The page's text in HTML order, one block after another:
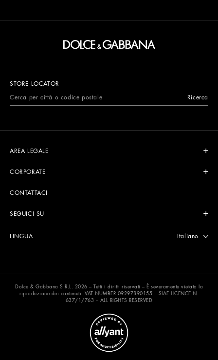
STORE LOCATOR
Ricerca
AREA LEGALE
CORPORATE
CONTATTACI
SEGUICI SU
LINGUA Seleziona
Italiano
Dolce & Gabbana S.R.L. 2026 – Tutti i diritti riservati – È severamente vietata la
riproduzione dei contenuti. VAT NUMBER 09297890155 – SIAE LICENCE N.
637/1/763 – ALL RIGHTS RESERVED